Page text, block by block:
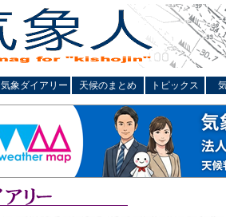
気象ダイアリー 天候のまとめ トピックス